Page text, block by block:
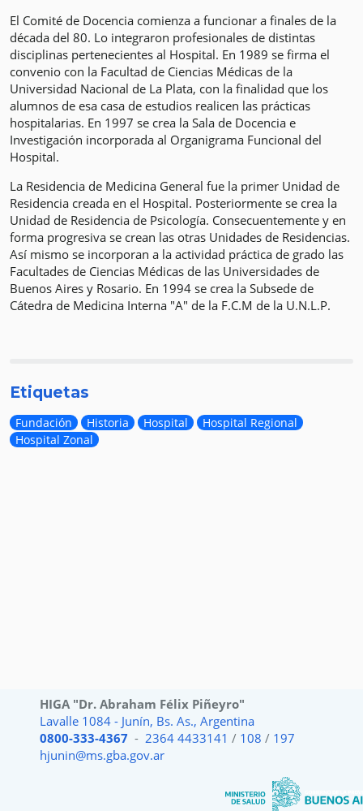
El Comité de Docencia comienza a funcionar a finales de la
década del 80. Lo integraron profesionales de distintas
disciplinas pertenecientes al Hospital. En 1989 se firma el
convenio con la Facultad de Ciencias Médicas de la
Universidad Nacional de La Plata, con la finalidad que los
alumnos de esa casa de estudios realicen las prácticas
hospitalarias. En 1997 se crea la Sala de Docencia e
Investigación incorporada al Organigrama Funcional del
Hospital.
La Residencia de Medicina General fue la primer Unidad de
Residencia creada en el Hospital. Posteriormente se crea la
Unidad de Residencia de Psicologí­a. Consecuentemente y en
forma progresiva se crean las otras Unidades de Residencias.
Así­ mismo se incorporan a la actividad práctica de grado las
Facultades de Ciencias Médicas de las Universidades de
Buenos Aires y Rosario. En 1994 se crea la Subsede de
Cátedra de Medicina Interna "A" de la F.C.M de la U.N.L.P.
Etiquetas
Fundación Historia Hospital
Hospital Regional
Hospital Zonal
HIGA "Dr. Abraham Félix Piñeyro"
Lavalle 1084 - Junín, Bs. As., Argentina
0800-333-4367 -2364 4433141 / 108 / 197
hjunin@ms.gba.gov.ar